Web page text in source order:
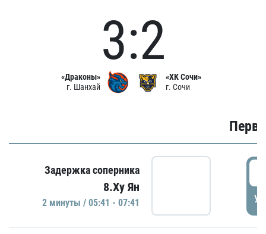
«Драконы»
г. Шанхай
3:2
«ХК Сочи»
г. Сочи
Задержка соперника
8.Ху Ян
2 минуты / 05:41 - 07:41